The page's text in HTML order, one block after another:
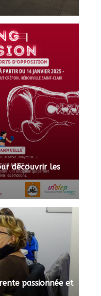
découvrir les
passionnée et